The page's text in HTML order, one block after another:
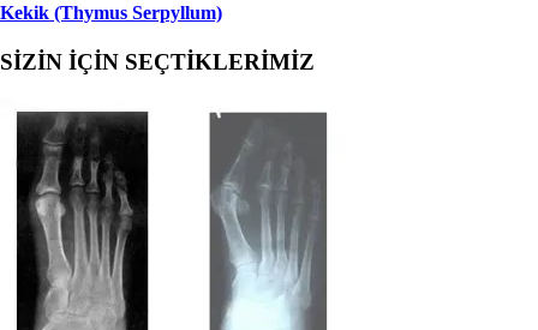
Kekik (Thymus Serpyllum)
SİZİN İÇİN SEÇTİKLERİMİZ